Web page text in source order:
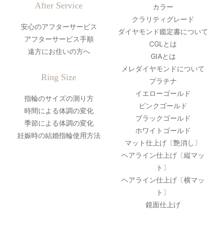
After Service
安心のアフターサービス
アフターサービス手順
遠方にお住いの方へ
Ring Size
指輪のサイズの測り方
時間による体調の変化
季節による体調の変化
妊娠時の結婚指輪使用方法
カラー
クラリティグレード
ダイヤモンド鑑定書について
CGLとは
GIAとは
メレダイヤモンドについて
プラチナ
イエローゴールド
ピンクゴールド
ブラックゴールド
ホワイトゴールド
マット仕上げ〔艶消し〕
ヘアライン仕上げ〔縦マッ
ト〕
ヘアライン仕上げ〔横マッ
ト〕
鏡面仕上げ